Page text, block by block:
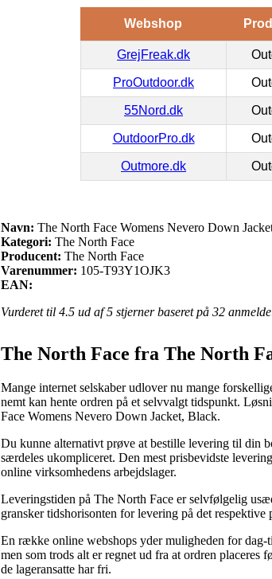
Webshop
GrejFreak.dk
ProOutdoor.dk
55Nord.dk
OutdoorPro.dk
Outmore.dk
Navn: The North Face Womens Nevero Down
Kategori: The North Face
Producent: The North Face
Varenummer: 105-T93Y1OJK3
EAN:
Vurderet til 4.5 ud af 5 stjerner baseret på 32
The North Face fra The North
Mange internet selskaber udlover nu mange
nemt kan hente ordren på et selvvalgt tidspunkt.
Face Womens Nevero Down Jacket, Black.
Du kunne alternativt prøve at bestille levering til din
særdeles ukompliceret. Den mest prisbevidste
online virksomhedens arbejdslager.
Leveringstiden på The North Face er selvfølgelig
gransker tidshorisonten for levering på det respektive
En række online webshops yder muligheden for dag-
men som trods alt er regnet ud fra at ordren
de lageransatte har fri.